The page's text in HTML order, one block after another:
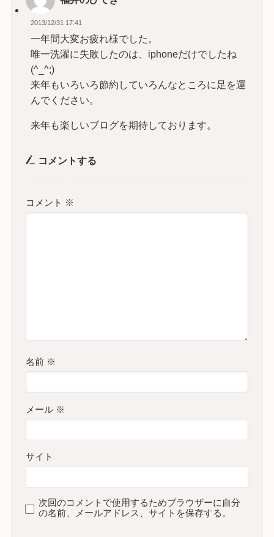
2013/12/31 17:41
一年間大変お疲れ様でした。
唯一洗濯に失敗したのは、iphoneだけでしたね
(^_^;)
来年もいろいろ節約していろんなところに足を運
んでください。
来年も楽しいブログを期待しております。
コメントする
コメント ※
名前 ※
メール ※
サイト
次回のコメントで使用するためブラウザーに自分
の名前、メールアドレス、サイトを保存する。